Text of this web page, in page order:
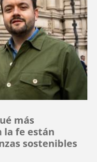
más
la fe están
sostenibles